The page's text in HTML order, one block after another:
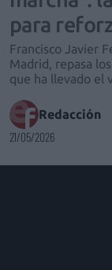
para
Francisco Javier
Madrid, repasa
que ha llevado el
Redacción
21/05/2026